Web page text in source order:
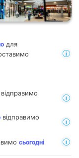
для
відправимо
відправимо
сьогодні